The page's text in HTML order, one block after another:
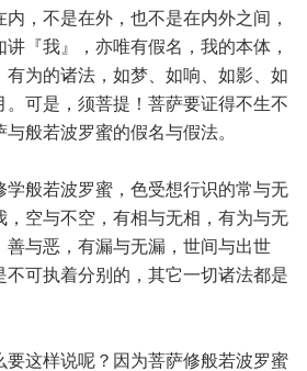
，不是在外，也不是在内外之间，
『我』，亦唯有假名，我的本体，
有为的诸法，如梦、如响、如影、如
。可是，须菩提！菩萨要证得不生不
般若波罗蜜的假名与假法。
般若波罗蜜，色受想行识的常与无
，空与不空，有相与无相，有为与无
善与恶，有漏与无漏，世间与出世
不可执着分别的，其它一切诸法都是
这样说呢？因为菩萨修般若波罗蜜